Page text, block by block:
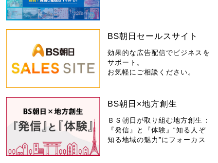
BS朝日セールスサイト
効果的な広告配信でビジネスを
サポート。
お気軽にご相談ください。
BS朝日×地方創生
ＢＳ朝日が取り組む地方創生：
『発信』と『体験』“知る人ぞ
知る地域の魅力”にフォーカス